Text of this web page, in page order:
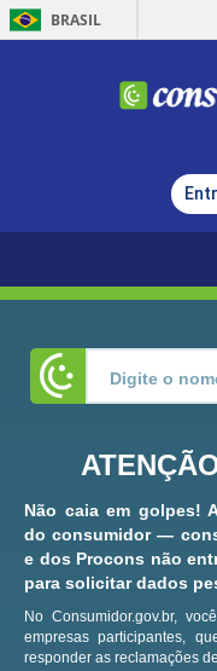
BRASIL
Não caia em golpes!
do consumidor —
e dos Procons não
para solicitar dados
No Consumidor.gov.br,
empresas participantes,
responder as reclamações